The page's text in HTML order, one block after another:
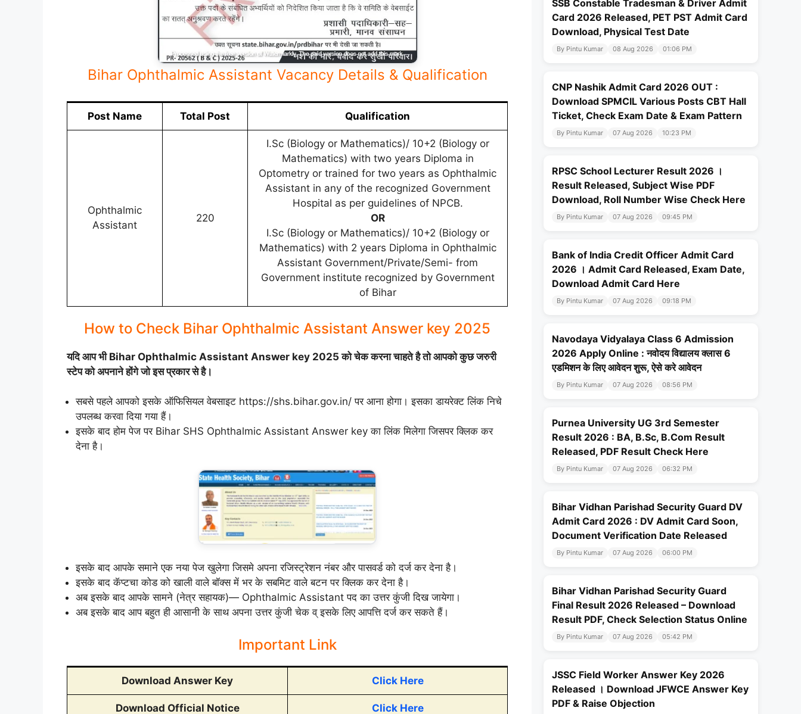
Bihar Ophthalmic Assistant Vacancy Details & Qualification
Post Name Total Post Qualification
Ophthalmic
Assistant
220
I.Sc (Biology or Mathematics)/ 10+2 (Biology or
Mathematics) with two years Diploma in
Optometry or trained for two years as Ophthalmic
Assistant in any of the recognized Government
Hospital as per guidelines of NPCB.
OR
I.Sc (Biology or Mathematics)/ 10+2 (Biology or
Mathematics) with 2 years Diploma in Ophthalmic
Assistant Government/Private/Semi- from
Government institute recognized by Government
of Bihar
How to Check Bihar Ophthalmic Assistant Answer key 2025
यदि आप भी Bihar Ophthalmic Assistant Answer key 2025 को चेक करना चाहते है तो आपको कुछ जरुरी
स्टेप को अपनाने होंगे जो इस प्रकार से है।
सबसे पहले आपको इसके ऑफिसियल वेबसाइट https://shs.bihar.gov.in/ पर आना होगा। इसका डायरेक्ट लिंक निचे
उपलब्ध करवा दिया गया हैं।
इसके बाद होम पेज पर Bihar SHS Ophthalmic Assistant Answer key का लिंक मिलेगा जिसपर क्लिक कर
देना है।
इसके बाद आपके समाने एक नया पेज खुलेगा जिसमे अपना रजिस्ट्रेशन नंबर और पासवर्ड को दर्ज कर देना है।
इसके बाद कॅप्टचा कोड को खाली वाले बॉक्स में भर के सबमिट वाले बटन पर क्लिक कर देना है।
अब इसके बाद आपके सामने (नेत्र सहायक)— Ophthalmic Assistant पद का उत्तर कुंजी दिख जायेगा।
अब इसके बाद आप बहुत ही आसानी के साथ अपना उत्तर कुंजी चेक व् इसके लिए आपत्ति दर्ज कर सकते हैं।
Important Link
Download Answer Key Click Here
Download Official Notice Click Here
SSB Constable Tradesman & Driver Admit
Card 2026 Released, PET PST Admit Card
Download, Physical Test Date
By Pintu Kumar 08 Aug 2026 01:06 PM
CNP Nashik Admit Card 2026 OUT :
Download SPMCIL Various Posts CBT Hall
Ticket, Check Exam Date & Exam Pattern
By Pintu Kumar 07 Aug 2026 10:23 PM
RPSC School Lecturer Result 2026 ।
Result Released, Subject Wise PDF
Download, Roll Number Wise Check Here
By Pintu Kumar 07 Aug 2026 09:45 PM
Bank of India Credit Officer Admit Card
2026 । Admit Card Released, Exam Date,
Download Admit Card Here
By Pintu Kumar 07 Aug 2026 09:18 PM
Navodaya Vidyalaya Class 6 Admission
2026 Apply Online : नवोदय विद्यालय क्लास 6
एडमिशन के लिए आवेदन शुरू, ऐसे करे आवेदन
By Pintu Kumar 07 Aug 2026 08:56 PM
Purnea University UG 3rd Semester
Result 2026 : BA, B.Sc, B.Com Result
Released, PDF Result Check Here
By Pintu Kumar 07 Aug 2026 06:32 PM
Bihar Vidhan Parishad Security Guard DV
Admit Card 2026 : DV Admit Card Soon,
Document Verification Date Released
By Pintu Kumar 07 Aug 2026 06:00 PM
Bihar Vidhan Parishad Security Guard
Final Result 2026 Released – Download
Result PDF, Check Selection Status Online
By Pintu Kumar 07 Aug 2026 05:42 PM
JSSC Field Worker Answer Key 2026
Released । Download JFWCE Answer Key
PDF & Raise Objection